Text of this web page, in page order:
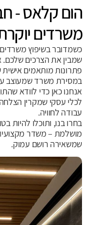
הום קלאס -
משרדים
כשמדובר בשיפוץ משרדים
שמבין את הצרכים שלכם.
פתרונות מותאמים אישית
במסירת משרד שמעוצב
אנחנו כאן כדי לוודא
לכלי עסקי שמקרין
עבודה לחוויה.
בחרו בנו, ותוכלו להיות
מושלמת – משדר
שמשאירה רושם עמוק.